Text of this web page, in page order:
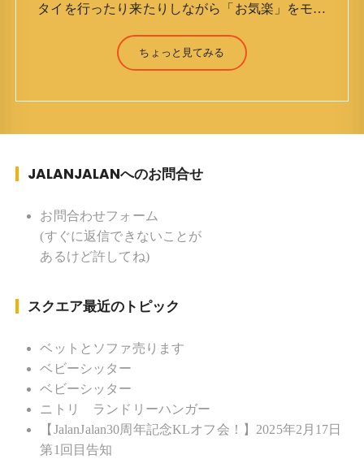
タイを行ったり来たりしながら「お気楽」をモッ
（Jun Yamamori） 生年月日 ：1959年7月4日(61
才) 生まれ ：香港(3才まで) 育
ク ソフトボール
督 BKKソフトボール「おぼんこ
ぼん 」監督 マレーシア歴：1991年から31年目 タ
イ歴 ：2001年から21年目
ちょっと見てみる
JALANJALANへのお問合せ
お問合わせフォーム
(すぐに返信できないことが
あるけど許してね)
スクエア最近のトピック
ベットとソファ売ります
ベビーシッター
ベビーシッター
ニトリ ランドリーハンガー
【JalanJalan30周年記念KLオフ会！】2025年2月17日
第1回目告知